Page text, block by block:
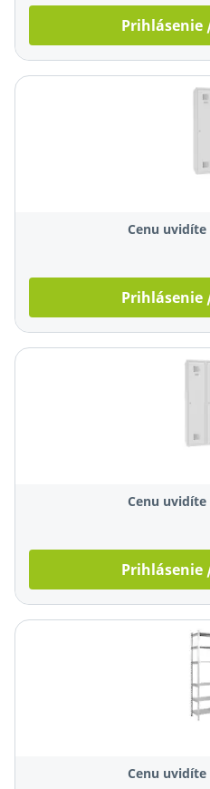
Prihlásenie
Cenu
Prihlásenie
Cenu
Prihlásenie
Cenu